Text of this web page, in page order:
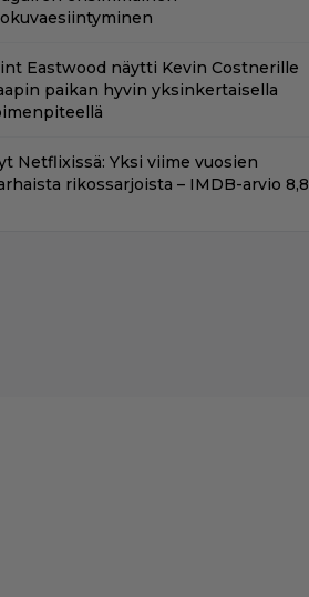
Eastwood näytti Kevin Costnerille
paikan hyvin yksinkertaisella
Netflixissä: Yksi viime vuosien
rikossarjoista – IMDB-arvio 8,8